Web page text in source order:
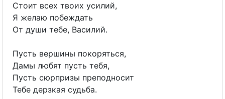
Стоит всех твоих усилий,
Я желаю побеждать
От души тебе, Василий.
Пусть вершины покоряться,
Дамы любят пусть тебя,
Пусть сюрпризы преподносит
Тебе дерзкая судьба.